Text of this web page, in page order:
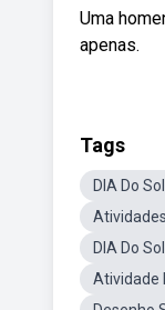
Uma
apenas.
Tags
DIA Do
DIA Do
Atividade